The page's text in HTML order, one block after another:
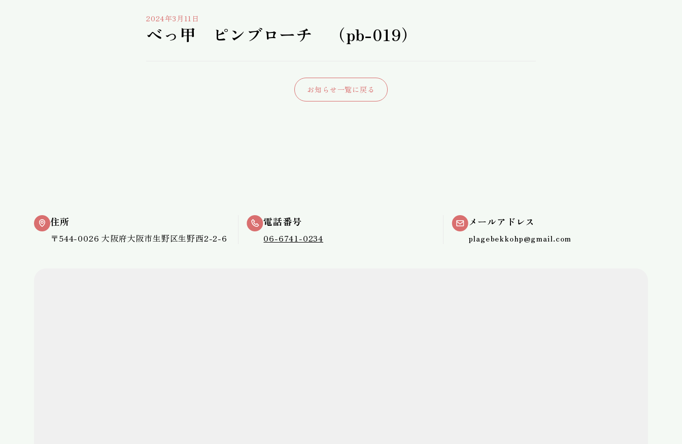
2024年3月11日
べっ甲 ピンブローチ （pb-019）
お知らせ一覧に戻る
住所
〒544-0026 大阪府大阪市生野区生野西2-2-6
電話番号
06-6741-0234
メールアドレス
plagebekkohp@gmail.com